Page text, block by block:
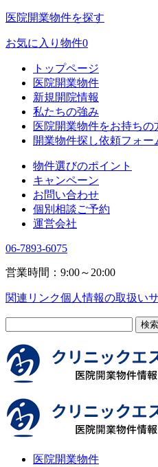
医院開業物件を探す
お気に入り物件0
トップページ
医院開業物件
新規開院情報
私たちの強み
医院開業物件をお持ちの
開業物件探し依頼フォー
物件選びのポイント
キャンペーン
お問い合わせ
個別相談ご予約
運営会社
06-7893-6075
営業時間：9:00～20:00
関連リンク個人情報の取扱い
医院開業物件